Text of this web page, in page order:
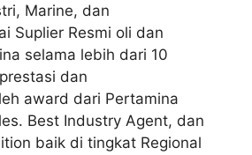
Marine, dan
Suplier Resmi oli dan
selama lebih dari 10
dan
award dari Pertamina
Best Industry Agent, dan
baik di tingkat Regional